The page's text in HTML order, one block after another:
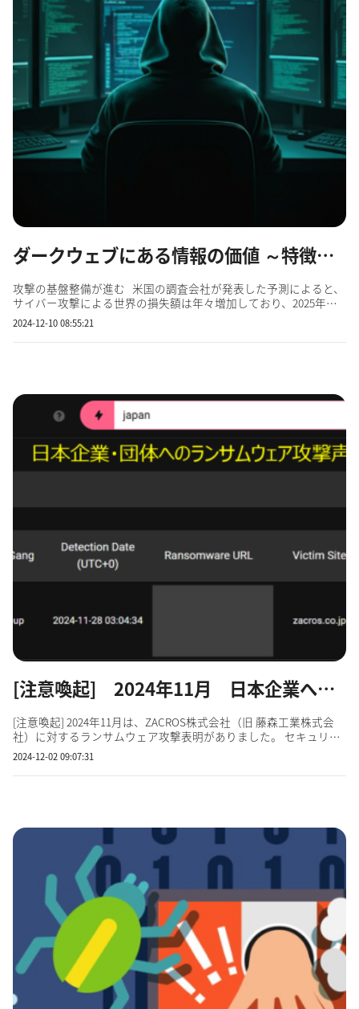
ダークウェブにある情報の価値 ～特徴を見極め安全対策に生かす～
攻撃の基盤整備が進む 米国の調査会社が発表した予測によると、
サイバー攻撃による世界の損失額は年々増加しており、2025年は
10兆5,000億ドル（約1,600兆円）に達するとされています。日本の
警察庁やIPA（情報処理推進機構）などが出す報告、NICT（情報通
2024-12-10 08:55:21
[注意喚起] 2024年11月 日本企業へのランサムウェア攻撃表明
[注意喚起] 2024年11月は、ZACROS株式会社（旧 藤森工業株式会
社）に対するランサムウェア攻撃表明がありました。 セキュリテ
ィに弱点があると取引先に迷惑をかけることにもなります。 有名
企業・団体だけが狙われるわけではありません。ご注意くださ
2024-12-02 09:07:31